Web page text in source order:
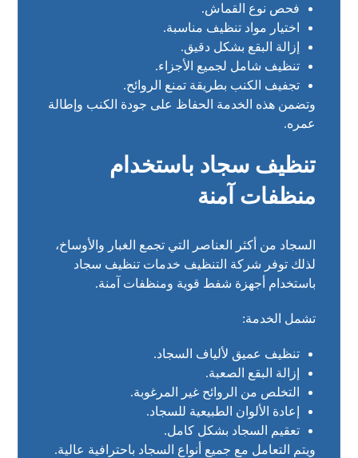
فحص نوع القماش.
اختيار مواد تنظيف مناسبة.
إزالة البقع بشكل دقيق.
تنظيف شامل لجميع الأجزاء.
تجفيف الكنب بطريقة تمنع الروائح.
وتضمن هذه الخدمة الحفاظ على جودة الكنب وإطالة
عمره.
تنظيف سجاد باستخدام
منظفات آمنة
السجاد من أكثر العناصر التي تجمع الغبار والأوساخ،
لذلك توفر شركة التنظيف خدمات تنظيف سجاد
باستخدام أجهزة شفط قوية ومنظفات آمنة.
تشمل الخدمة:
تنظيف عميق لألياف السجاد.
إزالة البقع الصعبة.
التخلص من الروائح غير المرغوبة.
إعادة الألوان الطبيعية للسجاد.
تعقيم السجاد بشكل كامل.
ويتم التعامل مع جميع أنواع السجاد باحترافية عالية.